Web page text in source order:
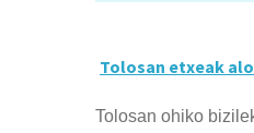
Tolosan etxeak
Tolosan ohiko